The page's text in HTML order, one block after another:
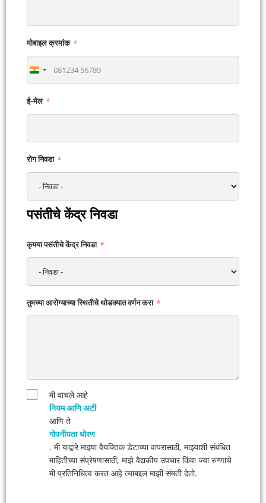
मोबाइल क्रमांक
India
+91
ई-मेल
रोग निवडा
पसंतीचे केंद्र निवडा
कृपया पसंतीचे केंद्र निवडा
तुमच्या आरोग्याच्या स्थितीचे थोडक्यात वर्णन करा
मी वाचले आहे
नियम आणि अटी
आणि ते
गोपनीयता धोरण
. मी याद्वारे माझ्या वैयक्तिक डेटाच्या वापरासाठी, माझ्याशी संबंधित
माहितीच्या संप्रेषणासाठी, माझे वैद्यकीय उपचार किंवा ज्या रुग्णाचे
मी प्रतिनिधित्व करत आहे त्याबद्दल माझी संमती देतो.